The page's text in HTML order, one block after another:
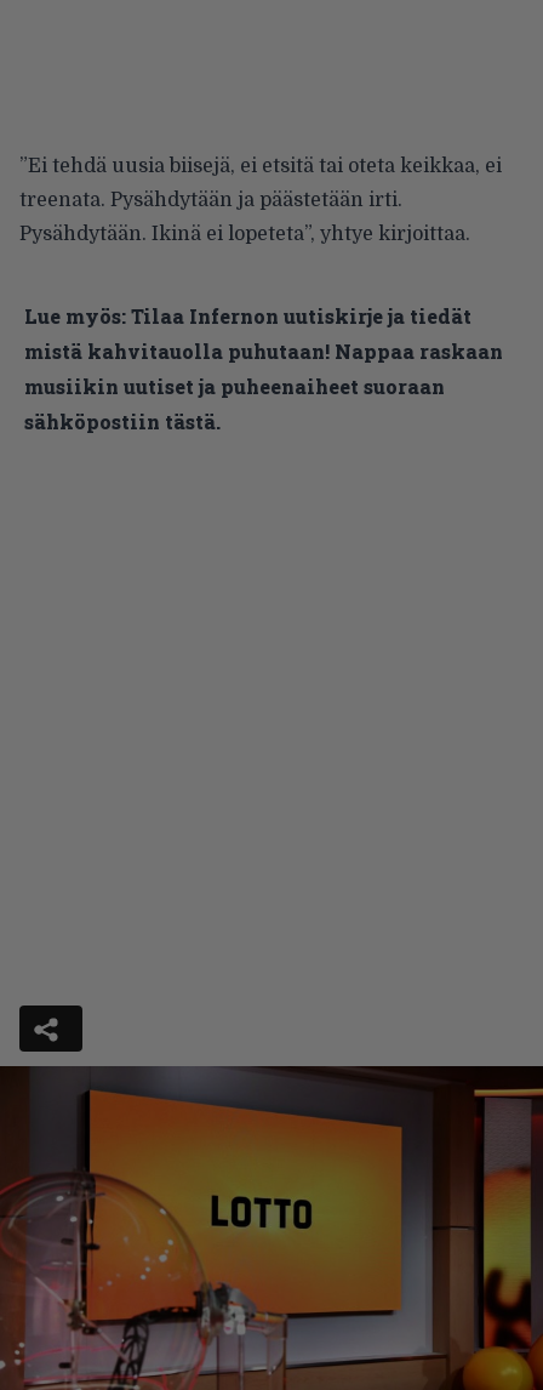
”Ei tehdä uusia biisejä, ei etsitä tai oteta keikkaa, ei
treenata. Pysähdytään ja päästetään irti.
Pysähdytään. Ikinä ei lopeteta”, yhtye kirjoittaa.
Lue myös:Tilaa Infernon uutiskirje ja tiedät
mistä kahvitauolla puhutaan! Nappaa raskaan
musiikin uutiset ja puheenaiheet suoraan
sähköpostiin tästä.